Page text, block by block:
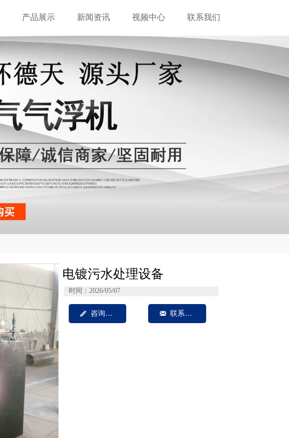
产品展示 新闻资讯 视频中心 联系我们
电镀污水处理设备
时间：2026/05/07
 咨询我们  联系方式